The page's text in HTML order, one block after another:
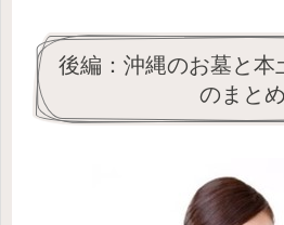
後編：沖縄のお墓と本
のまとめ